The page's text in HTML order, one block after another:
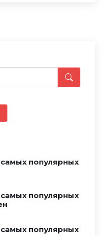
популярных
популярных
популярных